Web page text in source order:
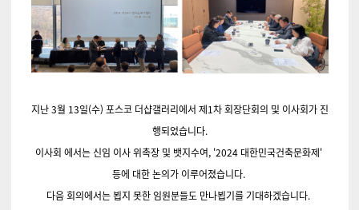
지난 3월 13일(수) 포스코 더샵갤러리에서 제1차 회장단회의 및 이사회가 진
행되었습니다.
이사회 에서는 신임 이사 위촉장 및 뱃지수여, '2024 대한민국건축문화제'
등에 대한 논의가 이루어졌습니다.
다음 회의에서는 뵙지 못한 임원분들도 만나뵙기를 기대하겠습니다.